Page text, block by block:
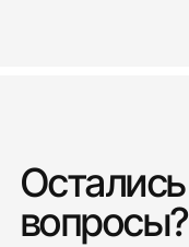
Остались
вопросы?